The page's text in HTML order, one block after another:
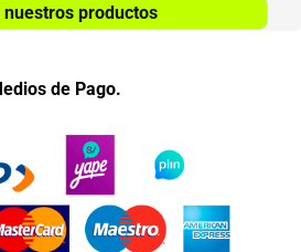
productos
de Pago.